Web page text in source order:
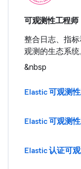
可观测性工程师
整合日志、指
观测的生态系统
&nbsp
Elastic 可观测
Elastic 可观测
Elastic 认证可